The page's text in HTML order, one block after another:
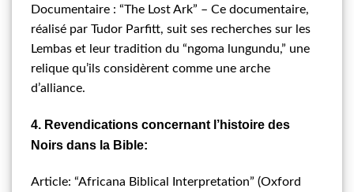
Documentaire : “The Lost Ark” – Ce documentaire,
réalisé par Tudor Parfitt, suit ses recherches sur les
Lembas et leur tradition du “ngoma lungundu,” une
relique qu’ils considèrent comme une arche
d’alliance.
4. Revendications concernant l’histoire des
Noirs dans la Bible:
Article: “Africana Biblical Interpretation” (Oxford